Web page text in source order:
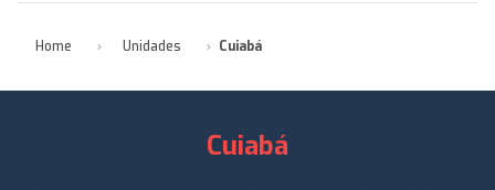
Home Unidades Cuiabá
Cuiabá